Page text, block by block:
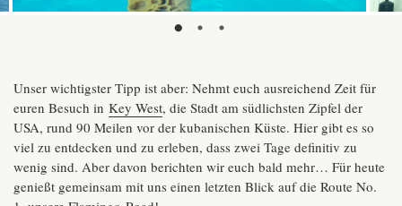
Unser wichtigster Tipp ist aber: Nehmt euch ausreichend Zeit für
euren Besuch in Key West, die Stadt am südlichsten Zipfel der
USA, rund 90 Meilen vor der kubanischen Küste. Hier gibt es so
viel zu entdecken und zu erleben, dass zwei Tage definitiv zu
wenig sind. Aber davon berichten wir euch bald mehr… Für heute
genießt gemeinsam mit uns einen letzten Blick auf die Route No.